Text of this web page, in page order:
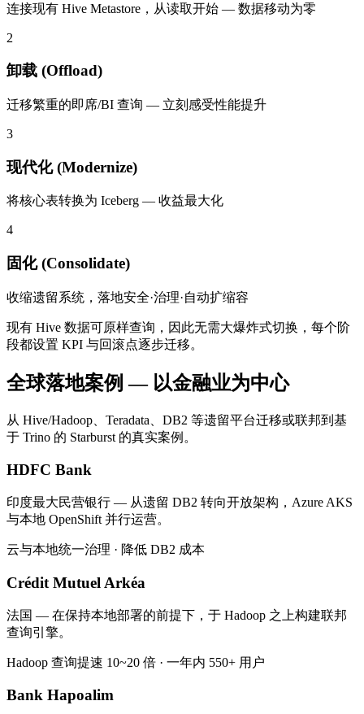
连接现有 Hive Metastore，从读取开始 — 数据移动为零
2
卸载 (Offload)
迁移繁重的即席/BI 查询 — 立刻感受性能提升
3
现代化 (Modernize)
将核心表转换为 Iceberg — 收益最大化
4
固化 (Consolidate)
收缩遗留系统，落地安全·治理·自动扩缩容
现有 Hive 数据可原样查询，因此无需大爆炸式切换，每个阶
段都设置 KPI 与回滚点逐步迁移。
全球落地案例 — 以金融业为中心
从 Hive/Hadoop、Teradata、DB2 等遗留平台迁移或联邦到基
于 Trino 的 Starburst 的真实案例。
HDFC Bank
印度最大民营银行 — 从遗留 DB2 转向开放架构，Azure AKS
与本地 OpenShift 并行运营。
云与本地统一治理 · 降低 DB2 成本
Crédit Mutuel Arkéa
法国 — 在保持本地部署的前提下，于 Hadoop 之上构建联邦
查询引擎。
Hadoop 查询提速 10~20 倍 · 一年内 550+ 用户
Bank Hapoalim